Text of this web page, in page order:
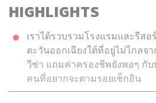
HIGHLIGHTS
เราได้รวบรวมโรงแรมและรีสอ
ตะวันออกเฉียงใต้ที่อยู่ไม่ไกลจ
วีซ่า แถมค่าครองชีพยังพอๆ กับ
คนที่อยากจะตามรอยเช็กอิน